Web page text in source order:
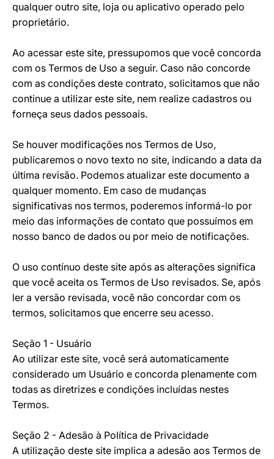
qualquer outro site, loja ou aplicativo operado pelo
proprietário.
Ao acessar este site, pressupomos que você concorda
com os Termos de Uso a seguir. Caso não concorde
com as condições deste contrato, solicitamos que não
continue a utilizar este site, nem realize cadastros ou
forneça seus dados pessoais.
Se houver modificações nos Termos de Uso,
publicaremos o novo texto no site, indicando a data da
última revisão. Podemos atualizar este documento a
qualquer momento. Em caso de mudanças
significativas nos termos, poderemos informá-lo por
meio das informações de contato que possuímos em
nosso banco de dados ou por meio de notificações.
O uso contínuo deste site após as alterações significa
que você aceita os Termos de Uso revisados. Se, após
ler a versão revisada, você não concordar com os
termos, solicitamos que encerre seu acesso.
Seção 1 - Usuário
Ao utilizar este site, você será automaticamente
considerado um Usuário e concorda plenamente com
todas as diretrizes e condições incluídas nestes
Termos.
Seção 2 - Adesão à Política de Privacidade
A utilização deste site implica a adesão aos Termos de